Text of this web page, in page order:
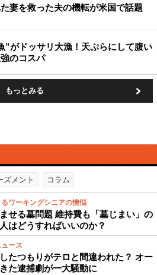
妻を救った夫の機転が米国で話題
”がドッサリ大漁！天ぷらにして腹い
のコスパ
もっとみる
ズメント コラム
ワーキングシニアの懊悩
せる墓問題 維持費も「墓じまい」の
はどうすればいいのか？
ース
たつもりがテロと間違われた？ オー
た逮捕劇が一大騒動に